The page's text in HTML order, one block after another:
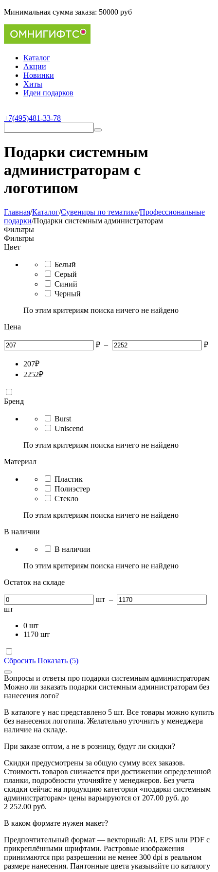
Минимальная сумма заказа: 50000 руб
Каталог
Акции
Новинки
Хиты
Идеи подарков
+7(495)481-33-78
Подарки системным
администраторам с
логотипом
Главная/Каталог/Сувениры по тематике/Профессиональные
подарки/Подарки системным администраторам
Фильтры
Фильтры
Цвет
Белый
Серый
Синий
Черный
По этим критериям поиска ничего не найдено
Цена
₽ – ₽
207₽
2252₽
Бренд
Burst
Uniscend
По этим критериям поиска ничего не найдено
Материал
Пластик
Полиэстер
Стекло
По этим критериям поиска ничего не найдено
В наличии
В наличии
По этим критериям поиска ничего не найдено
Остаток на складе
шт –
шт
0 шт
1170 шт
Сбросить Показать (5)
Вопросы и ответы про подарки системным администраторам
Можно ли заказать подарки системным администраторам без
нанесения лого?
В каталоге у нас представлено 5 шт. Все товары можно купить
без нанесения логотипа. Желательно уточнить у менеджера
наличие на складе.
При заказе оптом, а не в розницу, будут ли скидки?
Скидки предусмотрены за общую сумму всех заказов.
Стоимость товаров снижается при достижении определенной
планки, подробности уточняйте у менеджеров. Без учета
скидки сейчас на продукцию категории «подарки системным
администраторам» цены варьируются от 207.00 руб. до
2 252.00 руб.
В каком формате нужен макет?
Предпочтительный формат — векторный: AI, EPS или PDF с
прикреплёнными шрифтами. Растровые изображения
принимаются при разрешении не менее 300 dpi в реальном
размере нанесения. Пантонные цвета указывайте по каталогу